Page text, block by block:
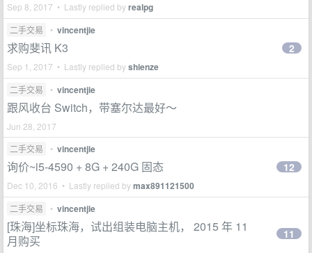
Sep 8, 2017 • Lastly replied byrealpg
二手交易 • vincentjie
求购斐讯 K3
Sep 1, 2017 • Lastly replied byshienze
2
二手交易 • vincentjie
跟风收台 Switch，带塞尔达最好～
Jun 28, 2017
二手交易
• vincentjie
询价~i5-4590 + 8G + 240G 固态
Dec 10, 2016 • Lastly replied bymax891121500
12
二手交易 • vincentjie
[珠海]坐标珠海，试出组装电脑主机， 2015 年 11
月购买
11